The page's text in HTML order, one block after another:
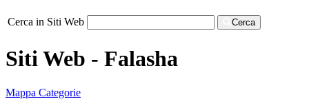
Cerca in Siti Web Cerca
Siti Web - Falasha
Mappa Categorie